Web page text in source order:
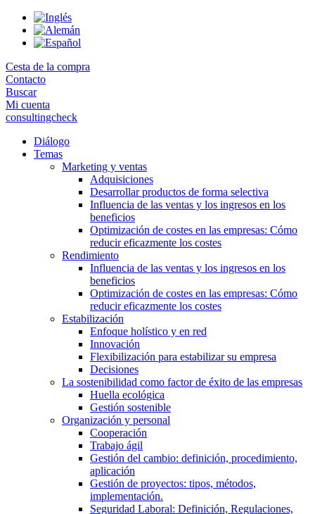
Skip
Cesta de la compra
Contacto
Buscar
Mi cuenta
consultingcheck
Diálogo
Temas
Marketing y ventas
Adquisiciones
Desarrollar productos de forma selectiva
Influencia de las ventas y los ingresos en los
beneficios
Optimización de costes en las empresas: Cómo
reducir eficazmente los costes
Rendimiento
Influencia de las ventas y los ingresos en los
beneficios
Optimización de costes en las empresas: Cómo
reducir eficazmente los costes
Estabilización
Enfoque holístico y en red
Innovación
Flexibilización para estabilizar su empresa
Decisiones
La sostenibilidad como factor de éxito de las empresas
Huella ecológica
Gestión sostenible
Organización y personal
Cooperación
Trabajo ágil
Gestión del cambio: definición, procedimiento,
aplicación
Gestión de proyectos: tipos, métodos,
implementación.
Seguridad Laboral: Definición, Regulaciones,